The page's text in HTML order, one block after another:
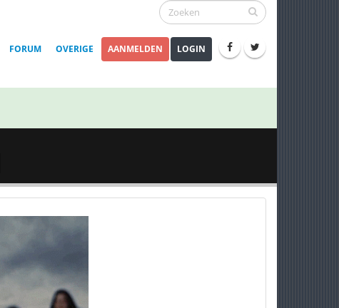
FORUM OVERIGE AANMELDEN LOGIN